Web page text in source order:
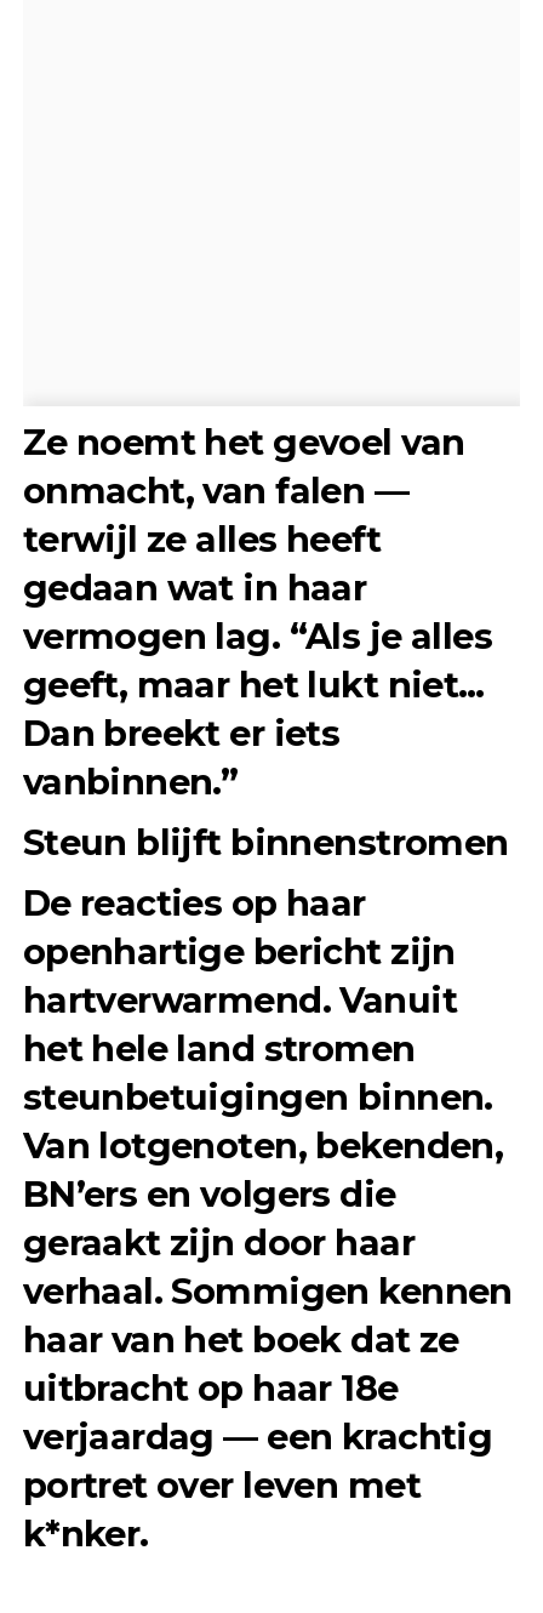
Ze noemt het gevoel van
onmacht, van falen —
terwijl ze alles heeft
gedaan wat in haar
vermogen lag. “Als je alles
geeft, maar het lukt niet…
Dan breekt er iets
vanbinnen.”
Steun blijft binnenstromen
De reacties op haar
openhartige bericht zijn
hartverwarmend. Vanuit
het hele land stromen
steunbetuigingen binnen.
Van lotgenoten, bekenden,
BN’ers en volgers die
geraakt zijn door haar
verhaal. Sommigen kennen
haar van het boek dat ze
uitbracht op haar 18e
verjaardag — een krachtig
portret over leven met
k*nker.